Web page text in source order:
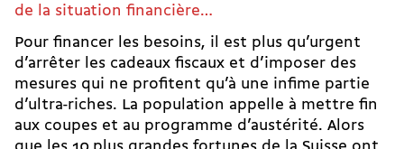
de la situation financière…
Pour financer les besoins, il est plus qu’urgent
d’arrêter les cadeaux fiscaux et d’imposer des
mesures qui ne profitent qu’à une infime partie
d’ultra-riches. La population appelle à mettre fin
aux coupes et au programme d’austérité. Alors